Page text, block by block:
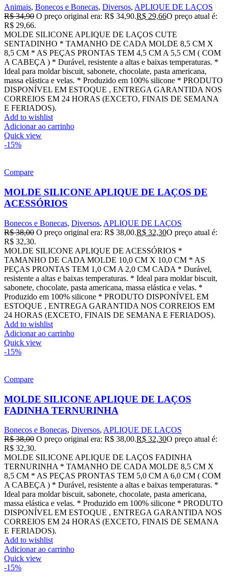
Animais, Bonecos e Bonecas, Diversos, APLIQUE DE LAÇOS
R$34,90 O preço original era: R$ 34,90.R$ 29,66O preço atual é:
R$ 29,66.
MOLDE SILICONE APLIQUE DE LAÇOS CUTE
SENTADINHO * TAMANHO DE CADA MOLDE 8,5 CM X
8,5 CM * AS PEÇAS PRONTAS TEM 4,5 CM A 5,5 CM ( COM
A CABEÇA ) * Durável, resistente a altas e baixas temperaturas. *
Ideal para moldar biscuit, sabonete, chocolate, pasta americana,
massa elástica e velas. * Produzido em 100% silicone * PRODUTO
DISPONÍVEL EM ESTOQUE , ENTREGA GARANTIDA NOS
CORREIOS EM 24 HORAS (EXCETO, FINAIS DE SEMANA
E FERIADOS).
Add to wishlist
Adicionar ao carrinho
Quick view
-15%
Compare
MOLDE SILICONE APLIQUE DE LAÇOS DE
ACESSÓRIOS
Bonecos e Bonecas, Diversos, APLIQUE DE LAÇOS
R$38,00 O preço original era: R$ 38,00.R$ 32,30O preço atual é:
R$ 32,30.
MOLDE SILICONE APLIQUE DE ACESSÓRIOS *
TAMANHO DE CADA MOLDE 10,0 CM X 10,0 CM * AS
PEÇAS PRONTAS TEM 1,0 CM A 2,0 CM CADA * Durável,
resistente a altas e baixas temperaturas. * Ideal para moldar biscuit,
sabonete, chocolate, pasta americana, massa elástica e velas. *
Produzido em 100% silicone * PRODUTO DISPONÍVEL EM
ESTOQUE , ENTREGA GARANTIDA NOS CORREIOS EM
24 HORAS (EXCETO, FINAIS DE SEMANA E FERIADOS).
Add to wishlist
Adicionar ao carrinho
Quick view
-15%
Compare
MOLDE SILICONE APLIQUE DE LAÇOS
FADINHA TERNURINHA
Bonecos e Bonecas, Diversos, APLIQUE DE LAÇOS
R$38,00 O preço original era: R$ 38,00.R$ 32,30O preço atual é:
R$ 32,30.
MOLDE SILICONE APLIQUE DE LAÇOS FADINHA
TERNURINHA * TAMANHO DE CADA MOLDE 8,5 CM X
8,5 CM * AS PEÇAS PRONTAS TEM 5,0 CM A 6,0 CM ( COM
A CABEÇA ) * Durável, resistente a altas e baixas temperaturas. *
Ideal para moldar biscuit, sabonete, chocolate, pasta americana,
massa elástica e velas. * Produzido em 100% silicone * PRODUTO
DISPONÍVEL EM ESTOQUE , ENTREGA GARANTIDA NOS
CORREIOS EM 24 HORAS (EXCETO, FINAIS DE SEMANA
E FERIADOS).
Add to wishlist
Adicionar ao carrinho
Quick view
-15%